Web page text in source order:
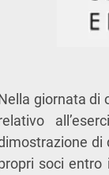
giornata di
di
soci entro